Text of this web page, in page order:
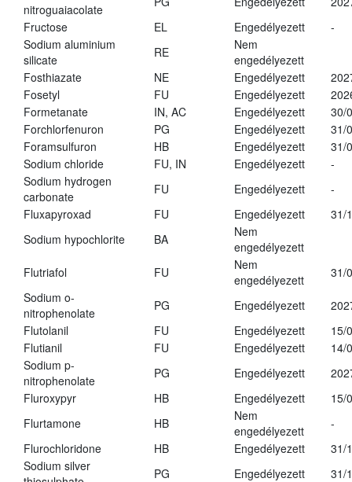
nitroguaiacolate
Fructose
EL Engedélyezett
-
Sodium aluminium
silicate
RE
Nem
engedélyezett
Fosthiazate
NE Engedélyezett
Fosetyl
FU Engedélyezett
Formetanate
IN, AC Engedélyezett
30/
Forchlorfenuron
PG Engedélyezett
31/
Foramsulfuron
HB Engedélyezett
31/
Sodium chloride
FU, IN Engedélyezett
-
Sodium hydrogen
carbonate
FU Engedélyezett
-
Fluxapyroxad
FU Engedélyezett
31/
Sodium hypochlorite
BA
Nem
engedélyezett
Flutriafol
FU
Nem
engedélyezett
31/
Sodium o-
nitrophenolate
PG Engedélyezett
Flutolanil
FU Engedélyezett
15/
Flutianil
FU Engedélyezett
14/
Sodium p-
nitrophenolate
PG Engedélyezett
Fluroxypyr
HB Engedélyezett
15/
Flurtamone
HB
Nem
engedélyezett
-
Flurochloridone
HB Engedélyezett
31/
Sodium silver
PG Engedélyezett
31/